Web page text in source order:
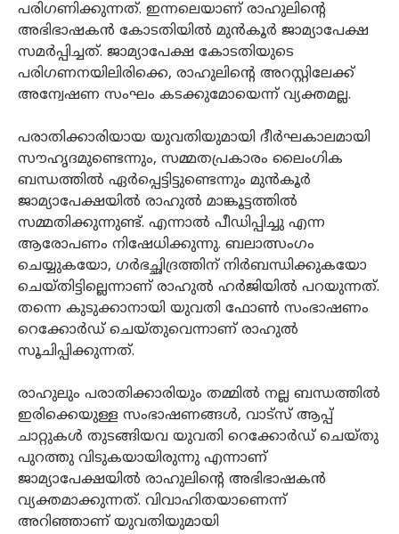
പരിഗണിക്കുന്നത്. ഇന്നലെയാണ് രാഹുലിന്റെ
അഭിഭാഷകന്‍ കോടതിയില്‍ മുന്‍കൂര്‍ ജാമ്യാപേക്ഷ
സമര്‍പ്പിച്ചത്. ജാമ്യാപേക്ഷ കോടതിയുടെ
പരിഗണനയിലിരിക്കെ, രാഹുലിന്റെ അറസ്റ്റിലേക്ക്
അന്വേഷണ സംഘം കടക്കുമോയെന്ന് വ്യക്തമല്ല.
പരാതിക്കാരിയായ യുവതിയുമായി ദീര്‍ഘകാലമായി
സൗഹൃദമുണ്ടെന്നും, സമ്മതപ്രകാരം ലൈംഗിക
ബന്ധത്തില്‍ ഏര്‍പ്പെട്ടിട്ടുണ്ടെന്നും മുന്‍കൂര്‍
ജാമ്യാപേക്ഷയില്‍ രാഹുല്‍ മാങ്കൂട്ടത്തില്‍
സമ്മതിക്കുന്നുണ്ട്. എന്നാല്‍ പീഡിപ്പിച്ചു എന്ന
ആരോപണം നിഷേധിക്കുന്നു. ബലാത്സംഗം
ചെയ്യുകയോ, ഗര്‍ഭച്ഛിദ്രത്തിന് നിര്‍ബന്ധിക്കുകയോ
ചെയ്തിട്ടില്ലെന്നാണ് രാഹുല്‍ ഹര്‍ജിയില്‍ പറയുന്നത്.
തന്നെ കുടുക്കാനായി യുവതി ഫോണ്‍ സംഭാഷണം
റെക്കോര്‍ഡ് ചെയ്തുവെന്നാണ് രാഹുല്‍
സൂചിപ്പിക്കുന്നത്.
രാഹുലും പരാതിക്കാരിയും തമ്മില്‍ നല്ല ബന്ധത്തില്‍
ഇരിക്കെയുള്ള സംഭാഷണങ്ങള്‍, വാട്‌സ് ആപ്പ്
ചാറ്റുകള്‍ തുടങ്ങിയവ യുവതി റെക്കോര്‍ഡ് ചെയ്തു
പുറത്തു വിടുകയായിരുന്നു എന്നാണ്
ജാമ്യാപേക്ഷയില്‍ രാഹുലിന്റെ അഭിഭാഷകന്‍
വ്യക്തമാക്കുന്നത്. വിവാഹിതയാണെന്ന്
അറിഞ്ഞാണ് യുവതിയുമായി